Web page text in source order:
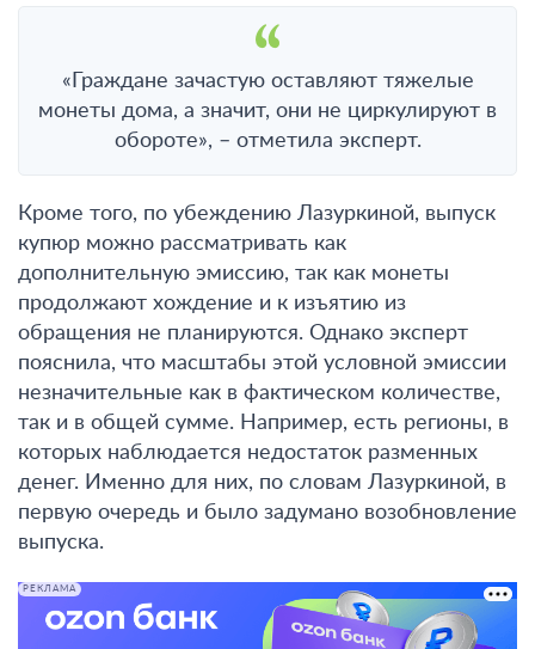
«Граждане зачастую оставляют тяжелые
монеты дома, а значит, они не циркулируют в
обороте», – отметила эксперт.
Кроме того, по убеждению Лазуркиной, выпуск
купюр можно рассматривать как
дополнительную эмиссию, так как монеты
продолжают хождение и к изъятию из
обращения не планируются. Однако эксперт
пояснила, что масштабы этой условной эмиссии
незначительные как в фактическом количестве,
так и в общей сумме. Например, есть регионы, в
которых наблюдается недостаток разменных
денег. Именно для них, по словам Лазуркиной, в
первую очередь и было задумано возобновление
выпуска.
РЕКЛАМА